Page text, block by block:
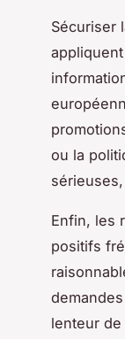
Sécuriser
ou la
Enfin, les
positifs
lenteur